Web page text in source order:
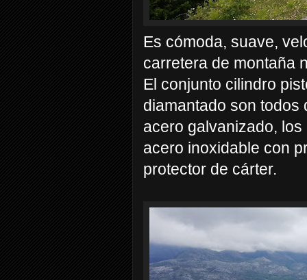
Es cómoda, suave,
carretera de montaña
El conjunto cilindro
diamantado son todos
acero galvanizado,
acero inoxidable con
protector de cárter.